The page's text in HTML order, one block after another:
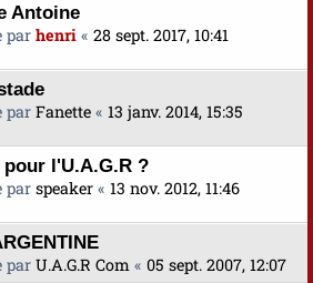
Antoine
par henri « 28 sept. 2017, 10:41
par Fanette « 13 janv. 2014, 15:35
l'U.A.G.R ?
par speaker « 13 nov. 2012, 11:46
par U.A.G.R Com « 05 sept. 2007, 12:07